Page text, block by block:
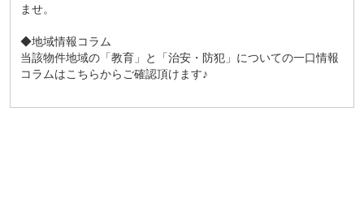
ませ。
◆地域情報コラム
当該物件地域の「教育」と「治安・防犯」についての一口情報
コラムはこちらからご確認頂けます♪